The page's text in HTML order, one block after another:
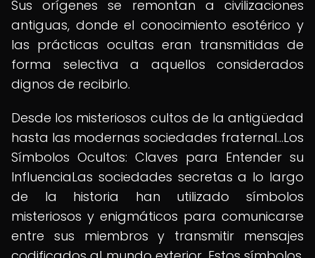
Sus orígenes se remontan a civilizaciones
antiguas, donde el conocimiento esotérico y
las prácticas ocultas eran transmitidas de
forma selectiva a aquellos considerados
dignos de recibirlo.
Desde los misteriosos cultos de la antigüedad
hasta las modernas sociedades fraternal...Los
Símbolos Ocultos: Claves para Entender su
InfluenciaLas sociedades secretas a lo largo
de la historia han utilizado símbolos
misteriosos y enigmáticos para comunicarse
entre sus miembros y transmitir mensajes